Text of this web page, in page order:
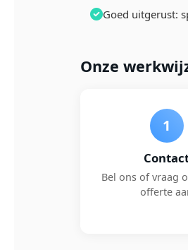
Goed uitgerust:
Onze
1
Bel ons of vraag
offerte